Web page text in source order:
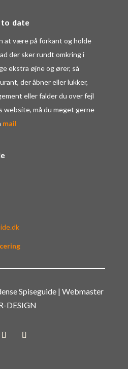
date
at være på forkant og holde
der sker rundt omkring i
ekstra øjne og ører, så
der åbner eller lukker,
eller falder du over fejl
website, må du meget gerne
mail
Spiseguide | Webmaster
DESIGN